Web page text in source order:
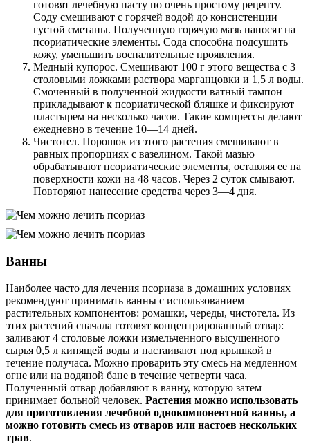
готовят лечебную пасту по очень простому рецепту.
Соду смешивают с горячей водой до консистенции
густой сметаны. Полученную горячую мазь наносят на
псориатические элементы. Сода способна подсушить
кожу, уменьшить воспалительные проявления.
Медный купорос. Смешивают 100 г этого вещества с 3
столовыми ложками раствора марганцовки и 1,5 л воды.
Смоченный в полученной жидкости ватный тампон
прикладывают к псориатической бляшке и фиксируют
пластырем на несколько часов. Такие компрессы делают
ежедневно в течение 10—14 дней.
Чистотел. Порошок из этого растения смешивают в
равных пропорциях с вазелином. Такой мазью
обрабатывают псориатические элементы, оставляя ее на
поверхности кожи на 48 часов. Через 2 суток смывают.
Повторяют нанесение средства через 3—4 дня.
Ванны
Наиболее часто для лечения псориаза в домашних условиях
рекомендуют принимать ванны с использованием
растительных компонентов: ромашки, череды, чистотела. Из
этих растений сначала готовят концентрированный отвар:
заливают 4 столовые ложки измельченного высушенного
сырья 0,5 л кипящей воды и настаивают под крышкой в
течение получаса. Можно проварить эту смесь на медленном
огне или на водяной бане в течение четверти часа.
Полученный отвар добавляют в ванну, которую затем
принимает больной человек. Растения можно использовать
для приготовления лечебной однокомпонентной ванны, а
можно готовить смесь из отваров или настоев нескольких
трав.